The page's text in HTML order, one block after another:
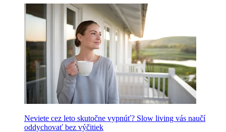
Neviete cez leto skutočne vypnúť? Slow living vás naučí
oddychovať bez výčitiek